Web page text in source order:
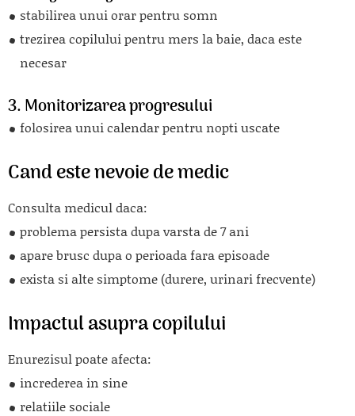
stabilirea unui orar pentru somn
trezirea copilului pentru mers la baie, daca este
necesar
3. Monitorizarea progresului
folosirea unui calendar pentru nopti uscate
Cand este nevoie de medic
Consulta medicul daca:
problema persista dupa varsta de 7 ani
apare brusc dupa o perioada fara episoade
exista si alte simptome (durere, urinari frecvente)
Impactul asupra copilului
Enurezisul poate afecta:
increderea in sine
relatiile sociale